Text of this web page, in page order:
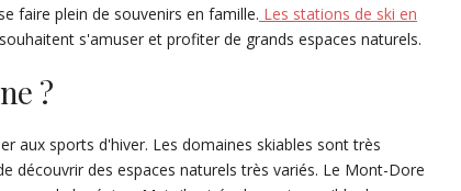
faire plein de souvenirs en famille. Les stations de ski en
s'amuser et profiter de grands espaces naturels.
?
aux sports d'hiver. Les domaines skiables sont très
découvrir des espaces naturels très variés. Le Mont-Dore